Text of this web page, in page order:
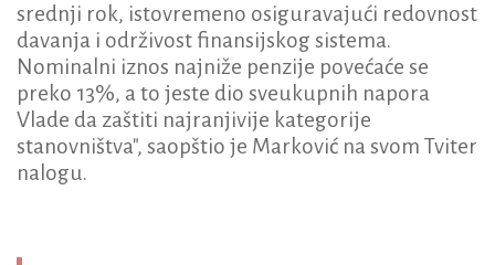
srednji rok, istovremeno osiguravajući redovnost
davanja i održivost finansijskog sistema.
Nominalni iznos najniže penzije povećaće se
preko 13%, a to jeste dio sveukupnih napora
Vlade da zaštiti najranjivije kategorije
stanovništva", saopštio je Marković na svom Tviter
nalogu.